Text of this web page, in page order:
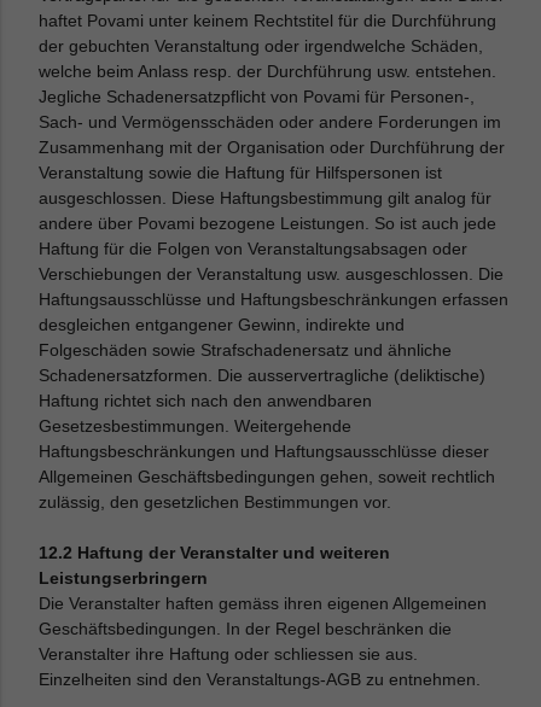
haftet Povami unter keinem Rechtstitel für die Durchführung
der gebuchten Veranstaltung oder irgendwelche Schäden,
welche beim Anlass resp. der Durchführung usw. entstehen.
Jegliche Schadenersatzpflicht von Povami für Personen-,
Sach- und Vermögensschäden oder andere Forderungen im
Zusammenhang mit der Organisation oder Durchführung der
Veranstaltung sowie die Haftung für Hilfspersonen ist
ausgeschlossen. Diese Haftungsbestimmung gilt analog für
andere über Povami bezogene Leistungen. So ist auch jede
Haftung für die Folgen von Veranstaltungsabsagen oder
Verschiebungen der Veranstaltung usw. ausgeschlossen. Die
Haftungsausschlüsse und Haftungsbeschränkungen erfassen
desgleichen entgangener Gewinn, indirekte und
Folgeschäden sowie Strafschadenersatz und ähnliche
Schadenersatzformen. Die ausservertragliche (deliktische)
Haftung richtet sich nach den anwendbaren
Gesetzesbestimmungen. Weitergehende
Haftungsbeschränkungen und Haftungsausschlüsse dieser
Allgemeinen Geschäftsbedingungen gehen, soweit rechtlich
zulässig, den gesetzlichen Bestimmungen vor.
12.2 Haftung der Veranstalter und weiteren
Leistungserbringern
Die Veranstalter haften gemäss ihren eigenen Allgemeinen
Geschäftsbedingungen. In der Regel beschränken die
Veranstalter ihre Haftung oder schliessen sie aus.
Einzelheiten sind den Veranstaltungs-AGB zu entnehmen.